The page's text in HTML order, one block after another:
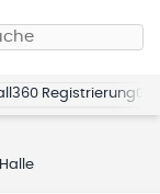
Registrierung